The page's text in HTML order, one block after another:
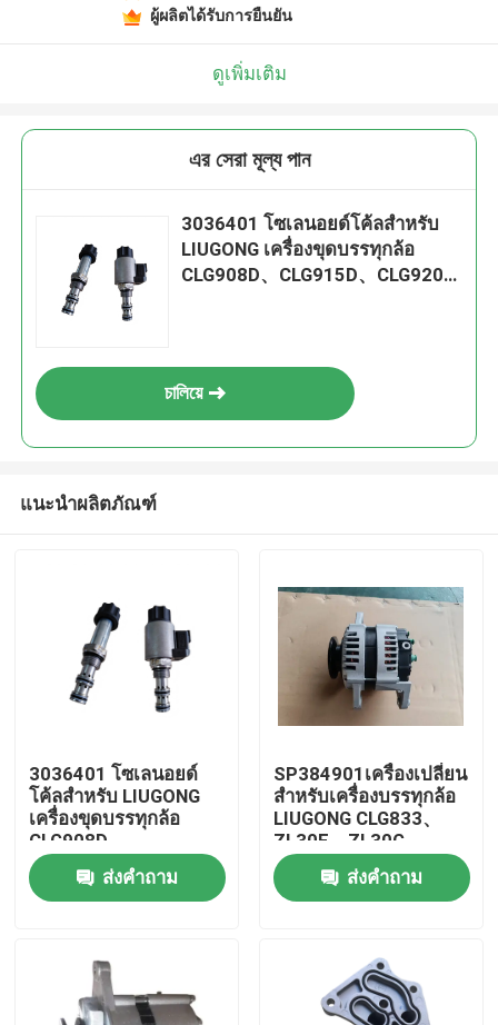
บ้าน
ผู้ผลิตได้รับการยืนยัน
ดูเพิ่มเติม
এর সেরা মূল্য পান
3036401 โซเลนอยด์โค้ลสําหรับ
LIUGONG เครื่องขุดบรรทุกล้อ
CLG908D、CLG915D、CLG920D
চালিয়ে
แนะนำผลิตภัณฑ์
3036401 โซเลนอยด์
โค้ลสําหรับ LIUGONG
เครื่องขุดบรรทุกล้อ
CLG908D、
CLG915D、CLG920D /
CLG920、CLG922D /
CLG922、CLG225
ส่งคำถาม
SP384901เครื่องเปลี่ยน
สําหรับเครื่องบรรทุกล้อ
LIUGONG CLG833、
ZL30E、ZL30G、
ZL30CN、CLG835H、
CLG836H、CLG842H
CLG848H
ส่งคำถาม